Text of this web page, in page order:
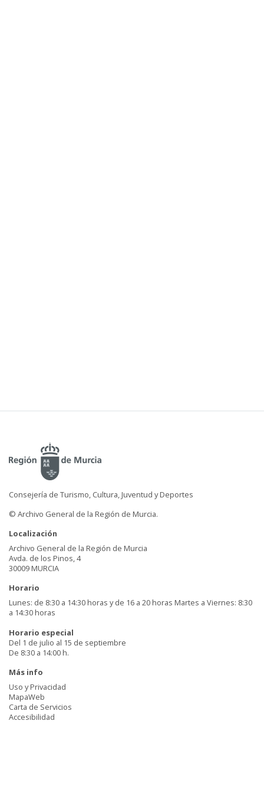
Consejería de Turismo, Cultura, Juventud y Deportes
© Archivo General de la Región de Murcia.
Localización
Archivo General de la Región de Murcia
Avda. de los Pinos, 4
30009 MURCIA
Horario
Lunes: de 8:30 a 14:30 horas y de 16 a 20 horas Martes a Viernes: 8:30
a 14:30 horas
Horario especial
Del 1 de julio al 15 de septiembre
De 8:30 a 14:00 h.
Más info
Uso y Privacidad
MapaWeb
Carta de Servicios
Accesibilidad